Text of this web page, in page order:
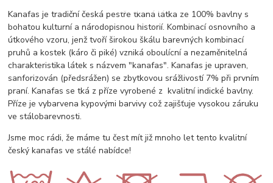
Kanafas je tradiční česká pestře tkaná látka ze 100% bavlny s
bohatou kulturní a národopisnou historií. Kombinací osnovního a
útkového vzoru, jenž tvoří širokou škálu barevných kombinací
pruhů a kostek (káro či piké) vzniká oboulícní a nezaměnitelná
charakteristika látek s názvem "kanafas". Kanafas je upraven,
sanforizován (předsrážen) se zbytkovou srážlivostí 7% při prvním
praní. Kanafas se tká z příze vyrobené z kvalitní indické bavlny.
Příze je vybarvena kypovými barvivy což zajišťuje vysokou záruku
ve stálobarevnosti.
Jsme moc rádi, že máme tu čest mít již mnoho let tento kvalitní
český kanafas ve stálé nabídce!